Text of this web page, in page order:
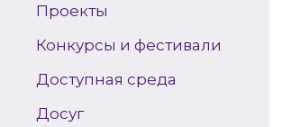
Проекты
Конкурсы и фестивали
Доступная среда
Досуг